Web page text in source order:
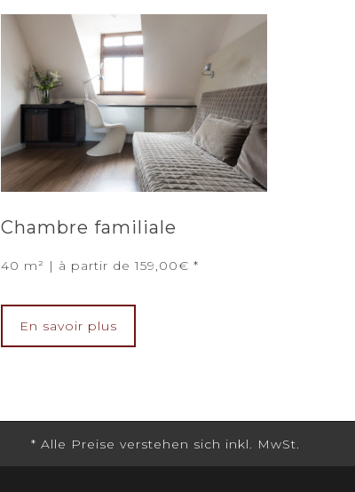
Chambre familiale
40 m² | à partir de 159,00€
En savoir plus